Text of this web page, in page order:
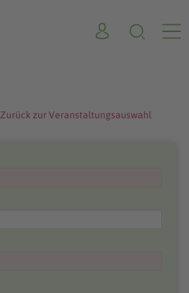
Zurück zur Veranstaltungsauswahl